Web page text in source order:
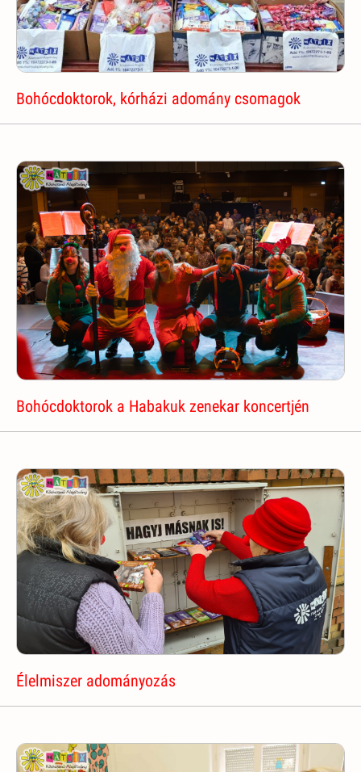
Bohócdoktorok, kórházi adomány csomagok
Bohócdoktorok a Habakuk zenekar koncertjén
Élelmiszer adományozás